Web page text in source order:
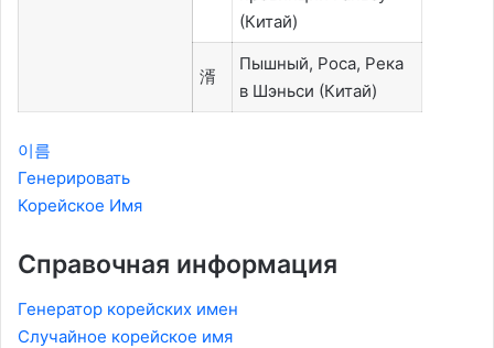
(Китай)
湑
Пышный, Роса, Река
в Шэньси (Китай)
이름
Генерировать
Корейское Имя
Справочная информация
Генератор корейских имен
Случайное корейское имя